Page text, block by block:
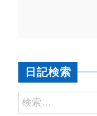
日記検索